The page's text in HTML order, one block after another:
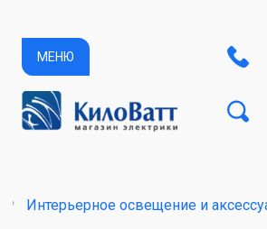
МЕНЮ
Интерьерное освещение и